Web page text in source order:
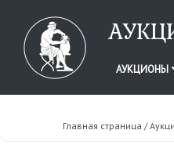
АУКЦИОНЫ
Главная страница /